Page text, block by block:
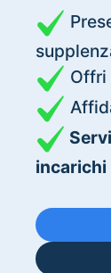
Offri
incarichi